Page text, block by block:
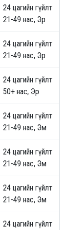
24 цагийн гүйлт
21-49 нас, Эр
24 цагийн гүйлт
21-49 нас, Эр
24 цагийн гүйлт
50+ нас, Эр
24 цагийн гүйлт
21-49 нас, Эм
24 цагийн гүйлт
21-49 нас, Эм
24 цагийн гүйлт
21-49 нас, Эм
24 цагийн гүйлт